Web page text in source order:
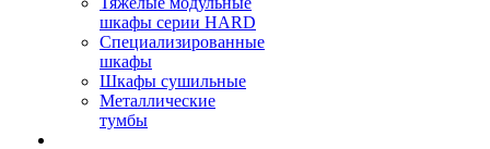
шкафы серии HARD
Cпециализированные
шкафы
Шкафы сушильные
Металлические
тумбы